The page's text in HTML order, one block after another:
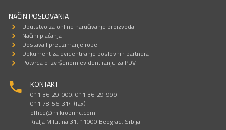
NAČIN POSLOVANJA
Uputstvo za online naručivanje proizvoda
Načini plaćanja
Dostava I preuzimanje robe
Dokument za evidentiranje poslovnih partnera
Potvrda o izvršenom evidentiranju za PDV
KONTAKT
011 36-29-000; 011 36-29-999
011 78-56-314 (fax)
office@mikroprinc.com
Kralja Milutina 31, 11000 Beograd, Srbija